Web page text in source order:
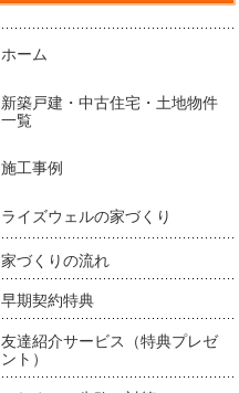
ホーム
新築戸建・中古住宅・土地物件
一覧
施工事例
ライズウェルの家づくり
家づくりの流れ
早期契約特典
友達紹介サービス（特典プレゼ
ント）